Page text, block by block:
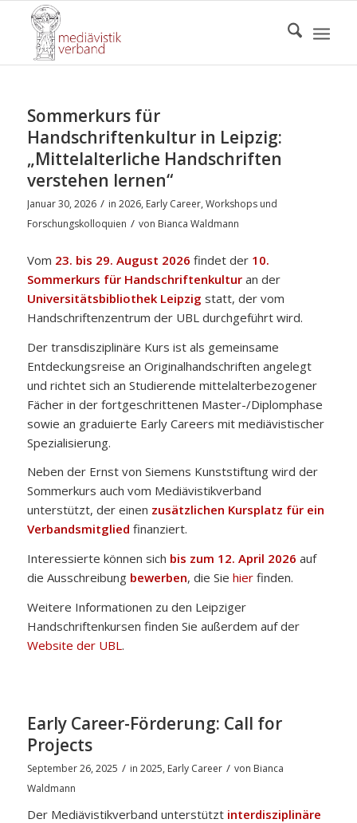
Sommerkurs für
Handschriftenkultur in Leipzig:
„Mittelalterliche Handschriften
verstehen lernen“
Januar 30, 2026 / in 2026, Early Career,Workshops und
Forschungskolloquien / von Bianca Waldmann
Vom 23. bis 29. August 2026 findet der 10.
Sommerkurs für Handschriftenkulturan der
Universitätsbibliothek Leipzig statt, der vom
Handschriftenzentrum der UBL durchgeführt wird.
Der transdisziplinäre Kurs ist als gemeinsame
Entdeckungsreise an Originalhandschriften angelegt
und richtet sich an Studierende mittelalterbezogener
Fächer in der fortgeschrittenen Master-/Diplomphase
sowie an graduierte Early Careers mit mediävistischer
Spezialisierung.
Neben der Ernst von Siemens Kunststiftung wird der
Sommerkurs auch vom Mediävistikverband
unterstützt, der einen zusätzlichen Kursplatz für ein
Verbandsmitglied finanziert.
Interessierte können sich bis zum 12. April 2026 auf
die Ausschreibung bewerben, die Sie hierfinden.
Weitere Informationen zu den Leipziger
Handschriftenkursen finden Sie außerdem auf der
Website der UBL.
Early Career-Förderung: Call for
Projects
September 26, 2025 / in 2025, Early Career / von Bianca
Waldmann
Der Mediävistikverband unterstützt interdisziplinäre